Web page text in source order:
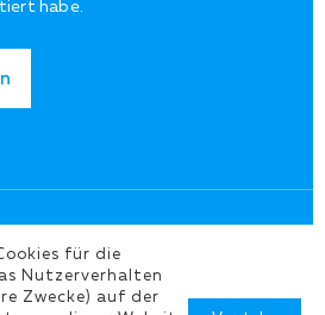
habe.
für die
Nutzerverhalten
Zwecke) auf der